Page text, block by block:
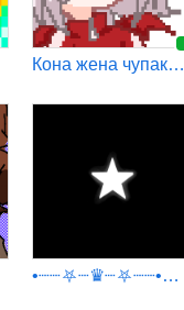
Кона жена чупакабры♡
•┈┈⛧┈♛┈⛧┈┈•【00:09】